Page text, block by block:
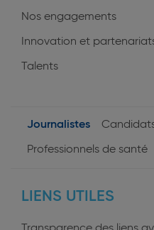
Nos engagements
Innovation et
Talents
User
Journalistes
Professionnels de santé
LIENS UTILES